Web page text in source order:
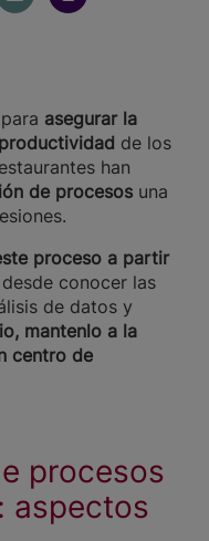
asegurar la
de los
han
de procesos una
proceso a partir
desde conocer las
de datos y
mantenlo a la
centro de
procesos
aspectos